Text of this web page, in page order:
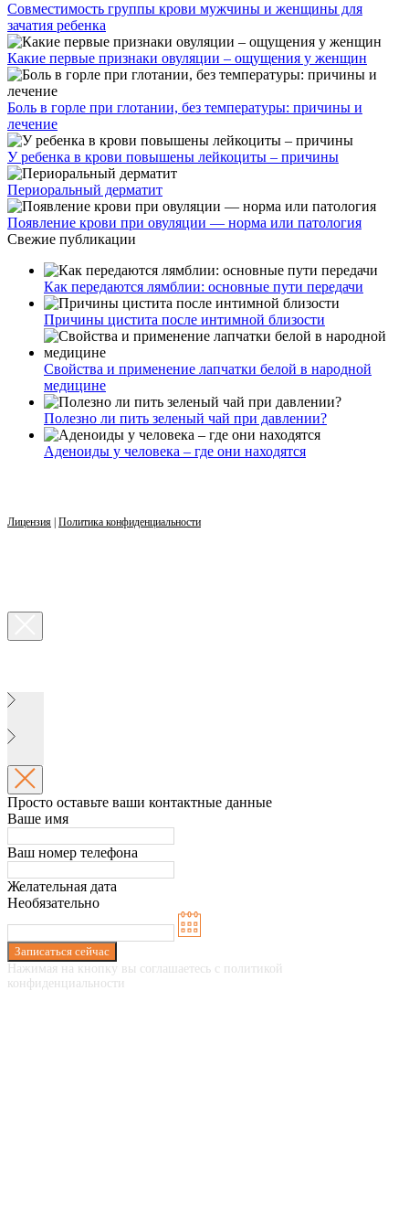
Совместимость группы крови мужчины и женщины для
зачатия ребенка
Какие первые признаки овуляции – ощущения у женщин
Боль в горле при глотании, без температуры: причины и
лечение
У ребенка в крови повышены лейкоциты – причины
Периоральный дерматит
Появление крови при овуляции — норма или патология
Свежие публикации
Как передаются лямблии: основные пути передачи
Причины цистита после интимной близости
Свойства и применение лапчатки белой в народной
медицине
Полезно ли пить зеленый чай при давлении?
Аденоиды у человека – где они находятся
Лицензия Политика конфиденциальности
Просто оставьте ваши контактные данные
Ваше имя
Ваш номер телефона
Желательная дата
Необязательно
Записаться сейчас
Нажимая на кнопку вы соглашаетесь с политикой
конфиденциальности